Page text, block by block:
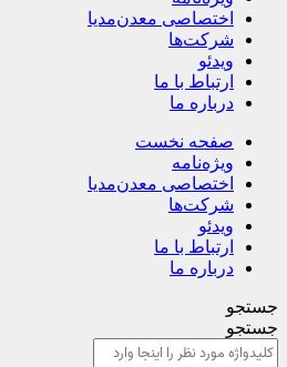
اختصاصی معدن‌مدیا
شرکت‌ها
ویدئو
ارتباط با ما
درباره ما
صفحه نخست
ویژه‌نامه
اختصاصی معدن‌مدیا
شرکت‌ها
ویدئو
ارتباط با ما
درباره ما
جستجو
جستجو